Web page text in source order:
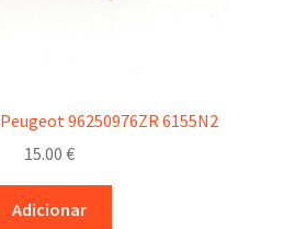
96250976ZR 6155N2
15.00 €
Adicionar